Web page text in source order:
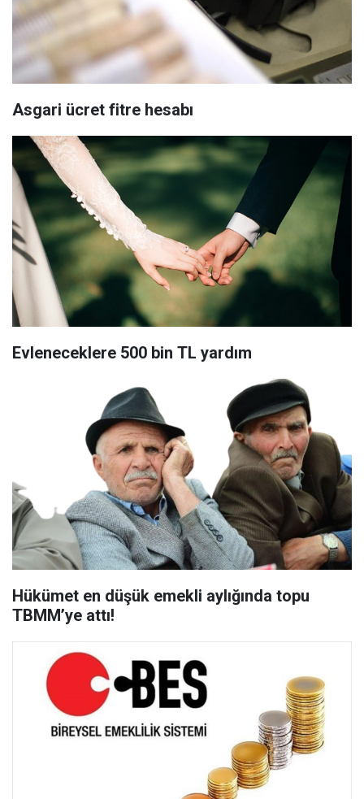
Asgari ücret fitre hesabı
Evleneceklere 500 bin TL yardım
Hükümet en düşük emekli aylığında topu
TBMM’ye attı!